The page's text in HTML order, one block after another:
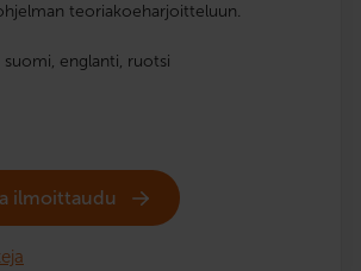
teoriakoeharjoitteluun.
suomi, englanti, ruotsi
ilmoittaudu